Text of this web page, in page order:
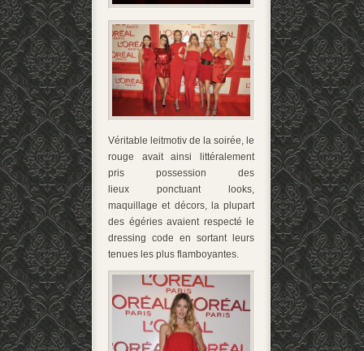
Véritable leitmotiv de la soirée, le
rouge
avait ainsi littéralement
pris possession
des
lieux
ponctuant looks,
maquillage et décors, la plupart
des égéries avaient respecté le
dressing code en sortant leurs
tenues les plus flamboyantes.